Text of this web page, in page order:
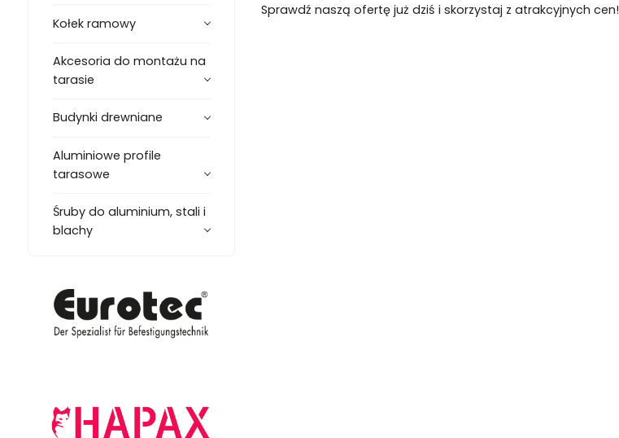
Kołek ramowy
Akcesoria do montażu na
tarasie
Budynki drewniane
Aluminiowe profile
tarasowe
Śruby do aluminium, stali i
blachy
Sprawdź naszą ofertę już dziś i skorzystaj z atrakcyjnych cen!